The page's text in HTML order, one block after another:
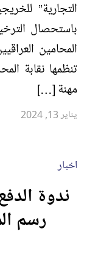
التجارية”
باستحصال
المحامين
تنظمها نقابة
مهنة […]
يناير 13, 2024
اخبار
ندوة
رسم